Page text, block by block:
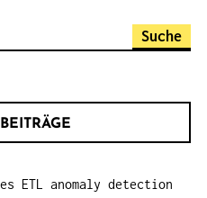
ETL anomaly detection